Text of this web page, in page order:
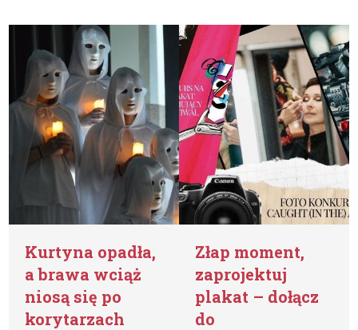
Kurtyna opadła,
a brawa wciąż
niosą się po
korytarzach
Złap moment,
zaprojektuj
plakat – dołącz
do